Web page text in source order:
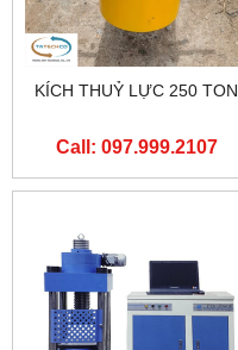
KÍCH THUỶ LỰC 250 TON
Call: 097.999.2107